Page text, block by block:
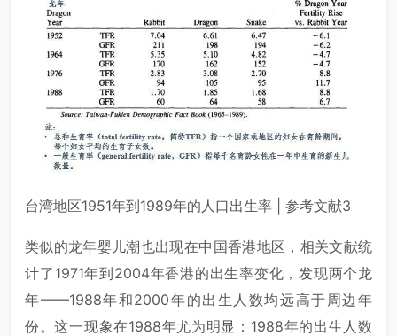
台湾地区1951年到1989年的人口出生率 | 参考文献3
类似的龙年婴儿潮也出现在中国香港地区，相关文献统
计了1971年到2004年香港的出生率变化，发现两个龙
年——1988年和2000年的出生人数均远高于周边年
份。这一现象在1988年尤为明显：1988年的出生人数